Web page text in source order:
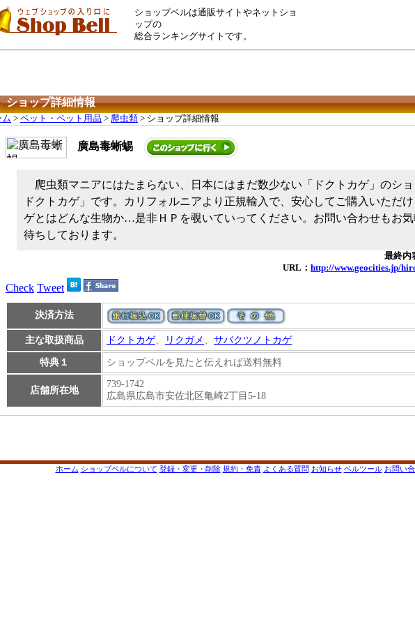
ショップベルは通販サイトやネットショ
ップの
総合ランキングサイトです。
ショップ詳細情報
ム > ペット・ペット用品 > 爬虫類 > ショップ詳細情報
廣島毒蜥蜴
爬虫類マニアにはたまらない、日本にはまだ数少ない「ドクトカゲ」のシ
ドクトカゲ」です。カリフォルニアより正規輸入で、安心してご購入いただ
ゲとはどんな生物か…是非ＨＰを覗いていってください。お問い合わせもお
待ちしております。
最終内
URL： http://www.geocities.jp/
Check Tweet
決済方法
主な取扱商品 ドクトカゲ、 リクガメ 、 サバクツノトカゲ
特典１ ショップベルを見たと伝えれば送料無料
店舗所在地
739-1742
広島県広島市安佐北区亀崎2丁目5-18
ホーム ショップベルについて 登録・変更・削除 規約・免責 よくある質問 お知らせ ベルツール お問い